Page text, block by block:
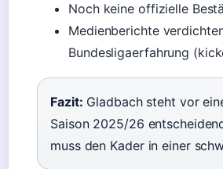
Noch keine offizielle
Medienberichte
Bundesligaerfahrung
Fazit: Gladbach steht vor
Saison 2025/26
muss den Kader in einer